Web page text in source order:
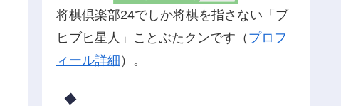
将棋倶楽部24でしか将棋を指さない「ブ
ヒブヒ星人」ことぶたクンです（ プロフ
ィール詳細 ）。